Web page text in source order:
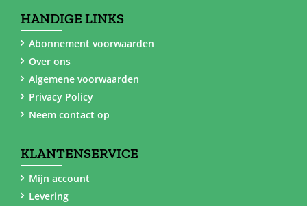
HANDIGE LINKS
Abonnement voorwaarden
Over ons
Algemene voorwaarden
Privacy Policy
Neem contact op
KLANTENSERVICE
Mijn account
Levering